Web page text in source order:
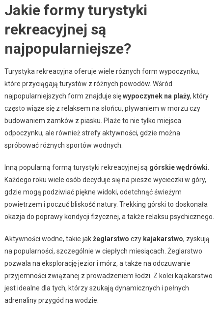
Jakie formy turystyki
rekreacyjnej są
najpopularniejsze?
Turystyka rekreacyjna oferuje wiele różnych form wypoczynku,
które przyciągają turystów z różnych powodów. Wśród
najpopularniejszych form znajduje sięwypoczynek na plaży, który
często wiąże się z relaksem na słońcu, pływaniem w morzu czy
budowaniem zamków z piasku. Plaże to nie tylko miejsca
odpoczynku, ale również strefy aktywności, gdzie można
spróbować różnych sportów wodnych.
Inną popularną formą turystyki rekreacyjnej są górskie wędrówki
Każdego roku wiele osób decyduje się na piesze wycieczki w góry,
gdzie mogą podziwiać piękne widoki, odetchnąć świeżym
powietrzem i poczuć bliskość natury. Trekking górski to doskonała
okazja do poprawy kondycji fizycznej, a także relaksu psychicznego.
Aktywności wodne, takie jakżeglarstwo czy kajakarstwo, zyskują
na popularności, szczególnie w ciepłych miesiącach. Żeglarstwo
pozwala na eksplorację jezior i mórz, a także na odczuwanie
przyjemności związanej z prowadzeniem łodzi. Z kolei kajakarstwo
jest idealne dla tych, którzy szukają dynamicznych i pełnych
adrenaliny przygód na wodzie.